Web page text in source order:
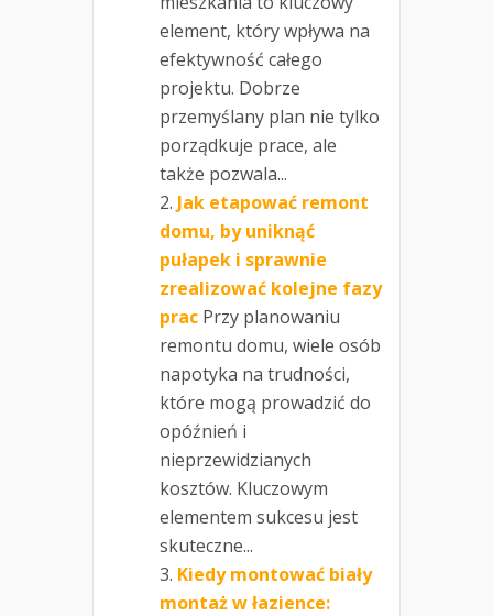
element, który wpływa na
efektywność całego
projektu. Dobrze
przemyślany plan nie tylko
porządkuje prace, ale
także pozwala...
Jak etapować remont
domu, by uniknąć
pułapek i sprawnie
zrealizować kolejne fazy
prac Przy planowaniu
remontu domu, wiele osób
napotyka na trudności,
które mogą prowadzić do
opóźnień i
nieprzewidzianych
kosztów. Kluczowym
elementem sukcesu jest
skuteczne...
Kiedy montować biały
montaż w łazience: